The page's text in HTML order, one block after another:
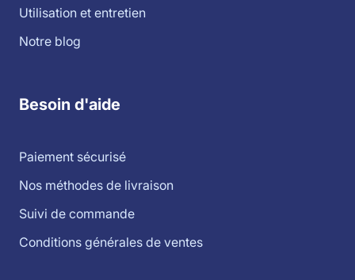
Utilisation et entretien
Notre blog
Besoin d'aide
Paiement sécurisé
Nos méthodes de livraison
Suivi de commande
Conditions générales de ventes